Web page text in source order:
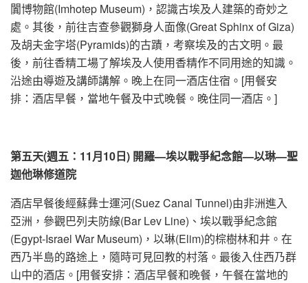
闐博物館(Imhotep Museum)，認識古埃及人建築的奇妙之
處。其後，前往吉查參觀獅身人面像(Great Sphinx of Giza)
及胡夫金字塔(Pyramids)的古蹟，考察埃及的古文明。最
後，前往香精工場了解埃及人使用香精作不同用途的知識。
沿途由導遊及講師講解。晚上在同一酒店住宿。[用餐安
排：酒店早餐，當地午餐及中式晚餐。晚住同一酒店。]
第五天(週五： 11月10日) 開羅—埃以戰爭紀念館—以琳—聖
迦他琳修道院
酒店早餐後經蘇彝士運河(Suez Canal Tunnel)由非洲進入
亞洲，參觀巴列夫防線(Bar Lev Line)、埃以戰爭紀念館
(Egypt-Israel War Museum)，以琳(Elim)的棕樹林和井。在
西乃半島的路途上，隨時可見回教的村落。最後入住西乃群
山中的酒店。[用餐安排：酒店早餐和晚餐，午餐在當地的